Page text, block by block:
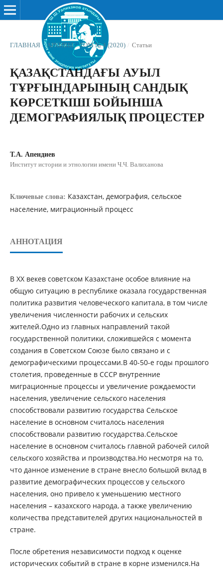
ГЛАВНАЯ / АРХИВЫ / ТОМ № 4 (2020) / Статьи
ҚАЗАҚСТАНДАҒЫ АУЫЛ
ТҰРҒЫНДАРЫНЫҢ САНДЫҚ
КӨРСЕТКІШІ БОЙЫНША
ДЕМОГРАФИЯЛЫҚ ПРОЦЕСТЕР
Т.А. Апендиев
Институт истории и этнологии имени Ч.Ч. Валиханова
Ключевые слова: Казахстан, демография, сельское
население, миграционный процесс
АННОТАЦИЯ
В ХХ векев советском Казахстане особое влияние на
общую ситуацию в республике оказала государственная
политика развития человеческого капитала, в том числе
увеличения численности рабочих и сельских
жителей.Одно из главных направлений такой
государственной политики, сложившейся с момента
создания в Советском Союзе было связано и с
демографическими процессами.В 40-50-е годы прошлого
столетия, проведенные в СССР внутренние
миграционные процессы и увеличение рождаемости
населения, увеличение сельского населения
способствовали развитию государства Сельское
население в основном считалось населения
способствовали развитию государства.Сельское
население в основном считалось главной рабочей силой
сельского хозяйства и производства.Но несмотря на то,
что данное изменение в стране внесло большой вклад в
развитие демографических процессов у сельского
населения, оно привело к уменьшению местного
населения – казахского народа, а также увеличению
количества представителей других национальностей в
стране.
После обретения независимости подход к оценке
исторических событий в стране в корне изменился.На